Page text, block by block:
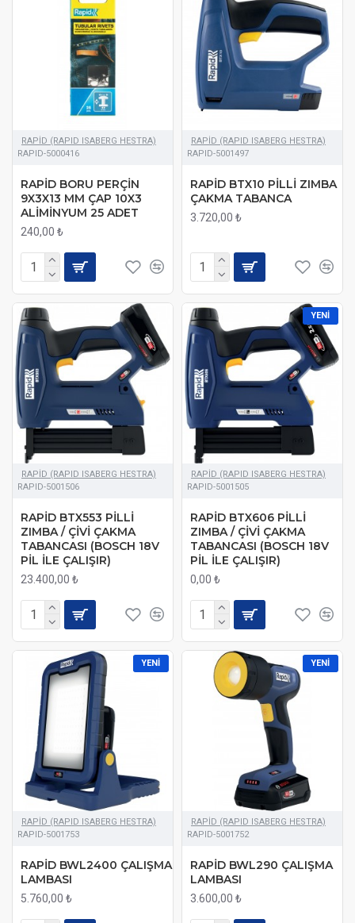
RAPİD (RAPID ISABERG HESTRA)
RAPID-5000416
RAPİD BORU PERÇİN
9X3X13 MM ÇAP 10X3
ALİMİNYUM 25 ADET
240,00 ₺
RAPİD (RAPID ISABERG HESTRA)
RAPID-5001497
RAPİD BTX10 PİLLİ ZIMBA
ÇAKMA TABANCA
3.720,00 ₺
RAPİD (RAPID ISABERG HESTRA)
RAPID-5001506
RAPİD BTX553 PİLLİ
ZIMBA / ÇİVİ ÇAKMA
TABANCASI (BOSCH 18V
PİL İLE ÇALIŞIR)
23.400,00 ₺
YENI
RAPİD (RAPID ISABERG HESTRA)
RAPID-5001505
RAPİD BTX606 PİLLİ
ZIMBA / ÇİVİ ÇAKMA
TABANCASI (BOSCH 18V
PİL İLE ÇALIŞIR)
0,00 ₺
YENI
RAPİD (RAPID ISABERG HESTRA)
RAPID-5001753
RAPİD BWL2400 ÇALIŞMA
LAMBASI
5.760,00 ₺
YENI
RAPİD (RAPID ISABERG HESTRA)
RAPID-5001752
RAPİD BWL290 ÇALIŞMA
LAMBASI
3.600,00 ₺